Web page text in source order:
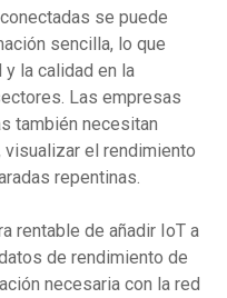
se puede
sencilla, lo que
y la calidad en la
Las empresas
también necesitan
el rendimiento
repentinas.
rentable de añadir IoT a
de rendimiento de
necesaria con la red